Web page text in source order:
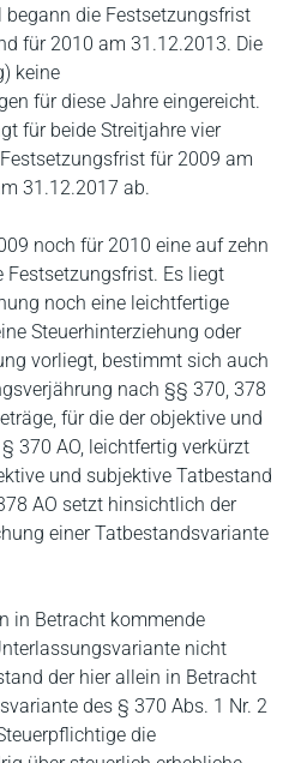
die Festsetzungsfrist
für 2010 am 31.12.2013. Die
keine
für diese Jahre eingereicht.
für beide Streitjahre vier
für 2009 am
31.12.2017 ab.
noch für 2010 eine auf zehn
Festsetzungsfrist. Es liegt
noch eine leichtfertige
Steuerhinterziehung oder
vorliegt, bestimmt sich auch
nach §§ 370, 378
für die der objektive und
370 AO, leichtfertig verkürzt
und subjektive Tatbestand
AO setzt hinsichtlich der
einer Tatbestandsvariante
in Betracht kommende
nicht
der hier allein in Betracht
des § 370 Abs. 1 Nr. 2
die